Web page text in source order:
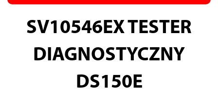
SV10546EXTESTER
DIAGNOSTYCZNY
DS150E